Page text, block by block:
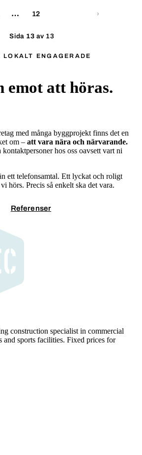
… 12 ›
Sida 13 av 13
LOKALT ENGAGERADE
emot att höras.
med många byggprojekt finns det en
om – att vara nära och närvarande.
hos oss oavsett vart ni
ett telefonsamtal. Ett lyckat och roligt
hörs. Precis så enkelt ska det vara.
Referenser
construction specialist in commercial
and sports facilities. Fixed prices for